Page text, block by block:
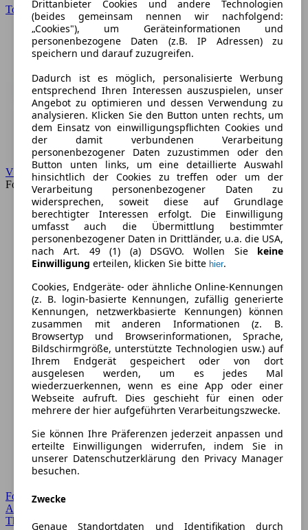
Toyota
VW
Forum
Forum Startseite
Alle Auto-Foren
Themen-Forum
Drittanbieter Cookies und andere Technologien
(beides gemeinsam nennen wir nachfolgend:
„Cookies"), um Geräteinformationen und
personenbezogene Daten (z.B. IP Adressen) zu
speichern und darauf zuzugreifen.
Dadurch ist es möglich, personalisierte Werbung
entsprechend Ihren Interessen auszuspielen, unser
Angebot zu optimieren und dessen Verwendung zu
analysieren. Klicken Sie den Button unten rechts, um
dem Einsatz von einwilligungspflichten Cookies und
der damit verbundenen Verarbeitung
personenbezogener Daten zuzustimmen oder den
Button unten links, um eine detaillierte Auswahl
hinsichtlich der Cookies zu treffen oder um der
Verarbeitung personenbezogener Daten zu
widersprechen, soweit diese auf Grundlage
berechtigter Interessen erfolgt. Die Einwilligung
umfasst auch die Übermittlung bestimmter
personenbezogener Daten in Drittländer, u.a. die USA,
nach Art. 49 (1) (a) DSGVO. Wollen Sie keine
Einwilligung erteilen, klicken Sie bitte hier.
Cookies, Endgeräte- oder ähnliche Online-Kennungen
(z. B. login-basierte Kennungen, zufällig generierte
Kennungen, netzwerkbasierte Kennungen) können
zusammen mit anderen Informationen (z. B.
Browsertyp und Browserinformationen, Sprache,
Bildschirmgröße, unterstützte Technologien usw.) auf
Ihrem Endgerät gespeichert oder von dort
ausgelesen werden, um es jedes Mal
wiederzuerkennen, wenn es eine App oder einer
Webseite aufruft. Dies geschieht für einen oder
mehrere der hier aufgeführten Verarbeitungszwecke.
Sie können Ihre Präferenzen jederzeit anpassen und
erteilte Einwilligungen widerrufen, indem Sie in
unserer Datenschutzerklärung den Privacy Manager
besuchen.
Zwecke
Genaue Standortdaten und Identifikation durch